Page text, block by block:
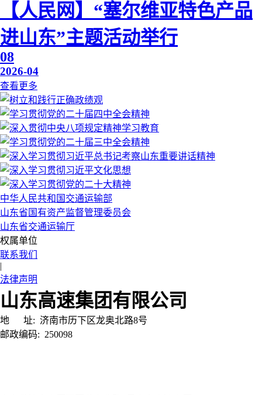
【人民网】“塞尔维亚特色产品
进山东”主题活动举行
08
2026-04
查看更多
中华人民共和国交通运输部
山东省国有资产监督管理委员会
山东省交通运输厅
权属单位
联系我们
|
法律声明
山东高速集团有限公司
地 址: 济南市历下区龙奥北路8号
邮政编码: 250098